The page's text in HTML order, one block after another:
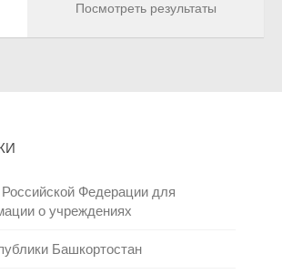
Посмотреть результаты
Федерации для
о учреждениях
Башкортостан